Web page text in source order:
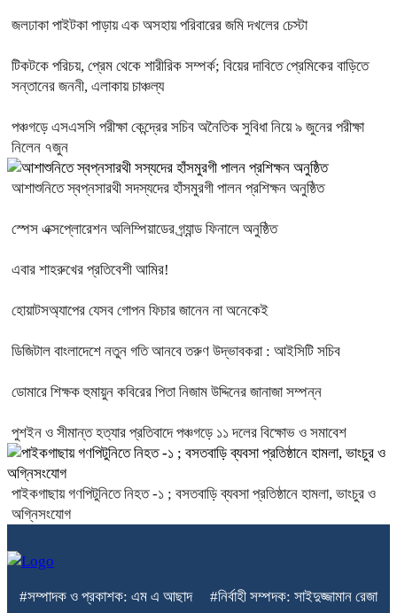
জলঢাকা পাইটকা পাড়ায় এক অসহায় পরিবারের জমি দখলের চেস্টা
টিকটকে পরিচয়, প্রেম থেকে শারীরিক সম্পর্ক; বিয়ের দাবিতে প্রেমিকের বাড়িতে
সন্তানের জননী, এলাকায় চাঞ্চল্য
পঞ্চগড়ে এসএসসি পরীক্ষা কেন্দ্রের সচিব অনৈতিক সুবিধা নিয়ে ৯ জুনের পরীক্ষা
নিলেন ৭জুন
আশাশুনিতে স্বপ্নসারথী সদস্যদের হাঁসমুরগী পালন প্রশিক্ষন অনুষ্ঠিত
স্পেস এক্সপ্লোরেশন অলিম্পিয়াডের গ্র্যান্ড ফিনালে অনুষ্ঠিত
এবার শাহরুখের প্রতিবেশী আমির!
হোয়াটসঅ্যাপের যেসব গোপন ফিচার জানেন না অনেকেই
ডিজিটাল বাংলাদেশে নতুন গতি আনবে তরুণ উদ্ভাবকরা : আইসিটি সচিব
ডোমারে শিক্ষক হুমায়ুন কবিরের পিতা নিজাম উদ্দিনের জানাজা সম্পন্ন
পুশইন ও সীমান্ত হত্যার প্রতিবাদে পঞ্চগড়ে ১১ দলের বিক্ষোভ ও সমাবেশ
পাইকগাছায় গণপিটুনিতে নিহত -১ ; বসতবাড়ি ব্যবসা প্রতিষ্ঠানে হামলা, ভাংচুর ও
অগ্নিসংযোগ
#সম্পাদক ও প্রকাশক: এম এ আছাদ #নির্বাহী সম্পদক: সাইদুজ্জামান রেজা